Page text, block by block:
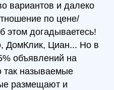
вариантов и далеко
по цене/
этом догадываетесь!
ДомКлик, Циан... Но в
объявлений на
так называемые
размещают и